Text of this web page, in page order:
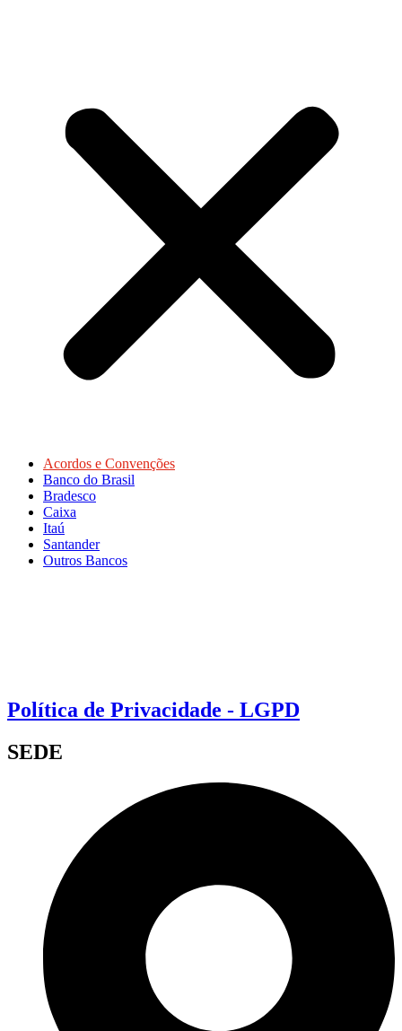
Acordos e Convenções
Banco do Brasil
Bradesco
Caixa
Itaú
Santander
Outros Bancos
Política de Privacidade - LGPD
SEDE